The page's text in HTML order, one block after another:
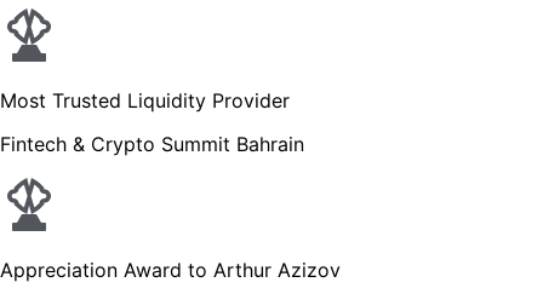
Most Trusted Liquidity Provider
Fintech & Crypto Summit Bahrain
Appreciation Award to Arthur Azizov